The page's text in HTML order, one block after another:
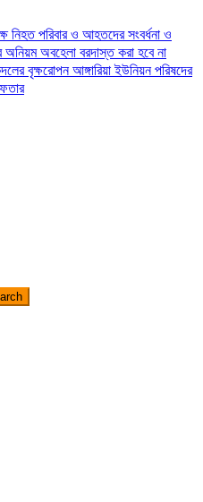
পরিবার ও আহতদের সংবর্ধনা ও
অবহেলা বরদাস্ত করা হবে না
বৃক্ষরোপনআঙ্গারিয়া ইউনিয়ন পরিষদের